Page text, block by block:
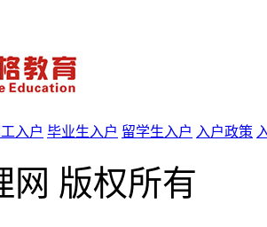
入户 毕业生入户 留学生入户 入户政策
网 版权所有